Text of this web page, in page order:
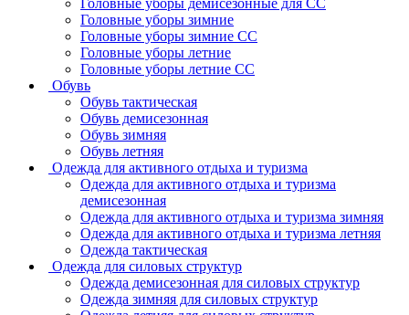
Головные уборы демисезонные для СС
Головные уборы зимние
Головные уборы зимние СС
Головные уборы летние
Головные уборы летние СС
Обувь
Обувь тактическая
Обувь демисезонная
Обувь зимняя
Обувь летняя
Одежда для активного отдыха и туризма
Одежда для активного отдыха и туризма
демисезонная
Одежда для активного отдыха и туризма зимняя
Одежда для активного отдыха и туризма летняя
Одежда тактическая
Одежда для силовых структур
Одежда демисезонная для силовых структур
Одежда зимняя для силовых структур